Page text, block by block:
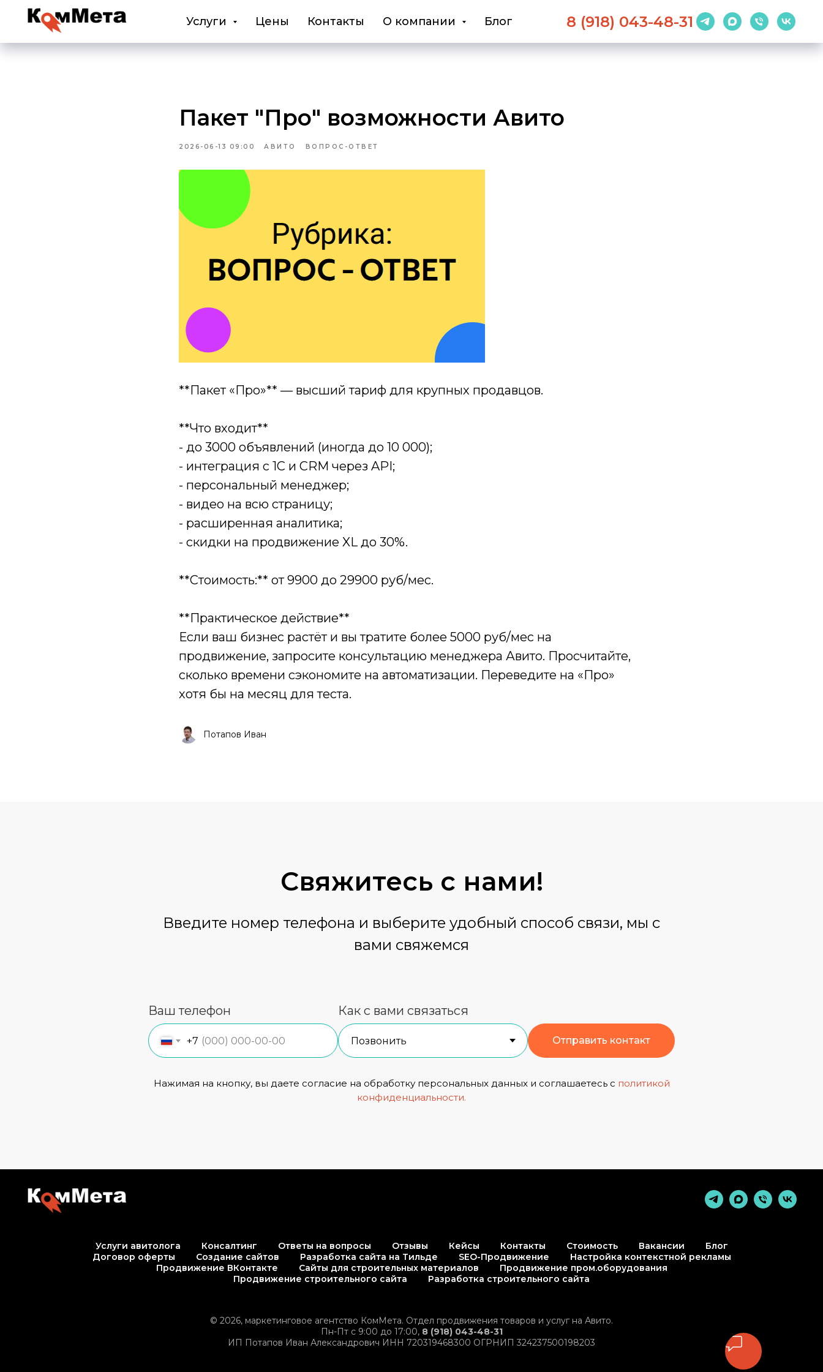
Услуги Цены Контакты О компании Блог 8 (918) 043-48-31
Пакет "Про" возможности Авито
2026-06-13 09:00 АВИТО ВОПРОС-ОТВЕТ
**Пакет «Про»** — высший тариф для крупных продавцов.
**Что входит**
- до 3000 объявлений (иногда до 10 000);
- интеграция с 1С и CRM через API;
- персональный менеджер;
- видео на всю страницу;
- расширенная аналитика;
- скидки на продвижение XL до 30%.
**Стоимость:** от 9900 до 29900 руб/мес.
**Практическое действие**
Если ваш бизнес растёт и вы тратите более 5000 руб/мес на
продвижение, запросите консультацию менеджера Авито. Просчитайте,
сколько времени сэкономите на автоматизации. Переведите на «Про»
хотя бы на месяц для теста.
Потапов Иван
Свяжитесь с нами!
Введите номер телефона и выберите удобный способ связи, мы с
вами свяжемся
Ваш телефон
+7
Как с вами связаться
Отправить контакт
Нажимая на кнопку, вы даете согласие на обработку персональных данных и соглашаетесь с политикой
конфиденциальности.
Услуги авитолога Консалтинг Ответы на вопросы Отзывы Кейсы Контакты Стоимость Вакансии
Блог
Договор оферты
Создание сайтов Разработка сайта на Тильде SEO-Продвижение
Настройка контекстной рекламы
Продвижение ВКонтакте
Сайты для строительных материалов
Продвижение пром.оборудования
Продвижение строительного сайта
Разработка строительного сайта
© 2026, маркетинговое агентство КомМета. Отдел продвижения товаров и услуг на Авито.
Пн-Пт с 9:00 до 17:00, 8 (918) 043-48-31
ИП Потапов Иван Александрович ИНН 720319468300 ОГРНИП 324237500198203